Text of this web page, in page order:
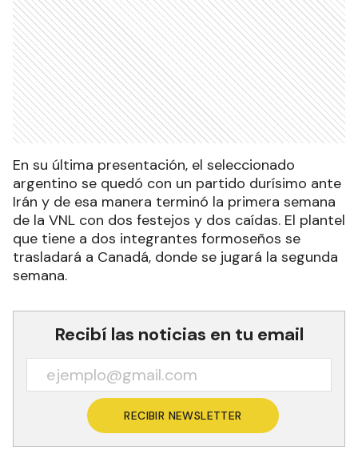
En su última presentación, el seleccionado
argentino se quedó con un partido durísimo ante
Irán y de esa manera terminó la primera semana
de la VNL con dos festejos y dos caídas. El plantel
que tiene a dos integrantes formoseños se
trasladará a Canadá, donde se jugará la segunda
semana.
Recibí las noticias en tu email
RECIBIR NEWSLETTER